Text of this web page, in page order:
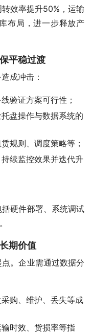
效率提升50%，运输
布局，进一步释放产
平稳过渡
成冲击：
验证方案可行性；
盘操作与数据系统的
规则、调度策略等；
续监控效果并迭代升
硬件部署、系统调试
期价值
。企业需通过数据分
购、维护、丢失等成
时效、货损率等指